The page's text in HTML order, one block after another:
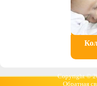
Copyright ©
Обратная